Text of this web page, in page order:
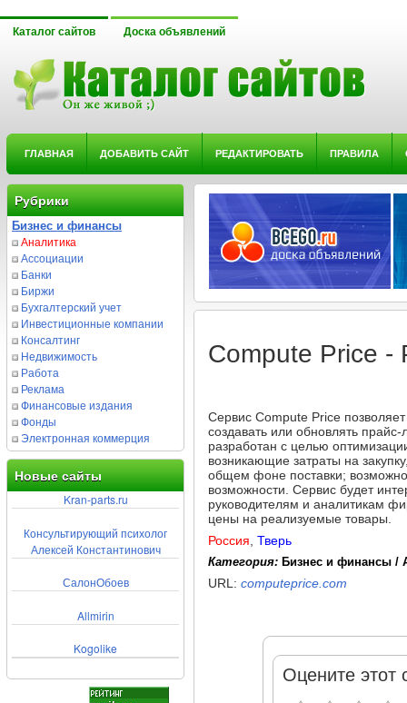
Каталог сайтов Доска объявлений
ГЛАВНАЯ ДОБАВИТЬ САЙТ РЕДАКТИРОВАТЬ ПРАВИЛА
Рубрики
Бизнес и финансы
Аналитика
Ассоциации
Банки
Биржи
Бухгалтерский учет
Инвестиционные компании
Консалтинг
Недвижимость
Работа
Реклама
Финансовые издания
Фонды
Электронная коммерция
Новые сайты
Kran-parts.ru
Консультирующий психолог
Алексей Константинович
СалонОбоев
Allmirin
Kogolike
Compute Price -
Сервис Compute Price
создавать или обновлять
разработан с целью
возникающие затраты на
общем фоне поставки;
возможности. Сервис будет
руководителям и аналитикам
цены на реализуемые товары.
Россия Тверь
Категория: Бизнес и финансы /
URL: computeprice.com
Оцените этот